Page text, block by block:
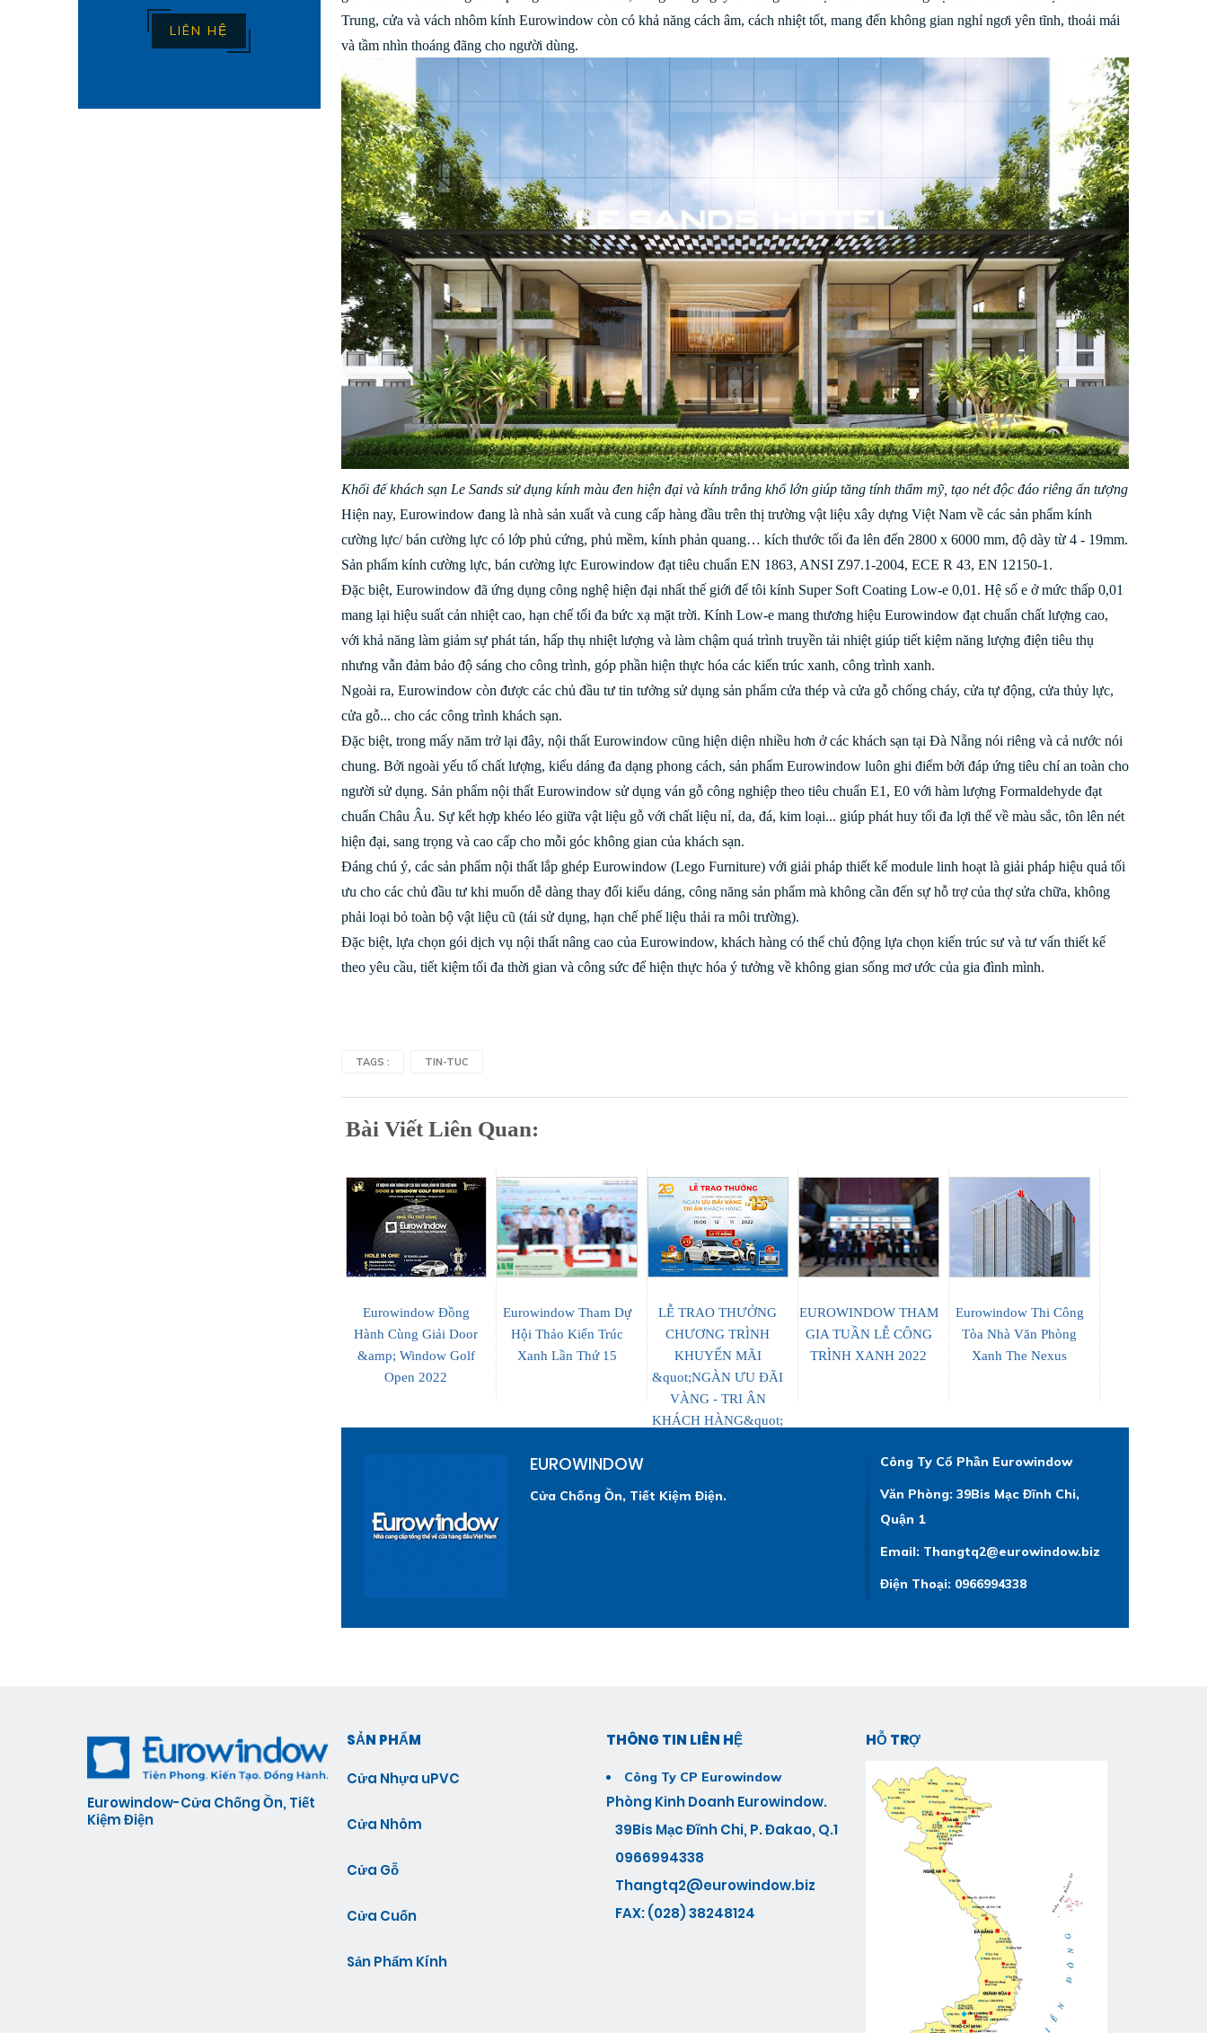
Trung, cửa và vách nhôm kính Eurowindow còn có khả năng cách âm, cách nhiệt tốt, mang đến không gian nghỉ ngơi yên tĩnh, thoải mái
và tầm nhìn thoáng đãng cho người dùng.
Khối đế khách sạn Le Sands sử dụng kính màu đen hiện đại và kính trắng khổ lớn giúp tăng tính thẩm mỹ, tạo nét độc đáo riêng ấn tượng
Hiện nay, Eurowindow đang là nhà sản xuất và cung cấp hàng đầu trên thị trường vật liệu xây dựng Việt Nam về các sản phẩm kính
cường lực/ bán cường lực có lớp phủ cứng, phủ mềm, kính phản quang… kích thước tối đa lên đến 2800 x 6000 mm, độ dày từ 4 - 19mm.
Sản phẩm kính cường lực, bán cường lực Eurowindow đạt tiêu chuẩn EN 1863, ANSI Z97.1-2004, ECE R 43, EN 12150-1.
Đặc biệt, Eurowindow đã ứng dụng công nghệ hiện đại nhất thế giới để tôi kính Super Soft Coating Low-e 0,01. Hệ số e ở mức thấp 0,01
mang lại hiệu suất cản nhiệt cao, hạn chế tối đa bức xạ mặt trời. Kính Low-e mang thương hiệu Eurowindow đạt chuẩn chất lượng cao,
với khả năng làm giảm sự phát tán, hấp thụ nhiệt lượng và làm chậm quá trình truyền tải nhiệt giúp tiết kiệm năng lượng điện tiêu thụ
nhưng vẫn đảm bảo độ sáng cho công trình, góp phần hiện thực hóa các kiến trúc xanh, công trình xanh.
Ngoài ra, Eurowindow còn được các chủ đầu tư tin tưởng sử dụng sản phẩm cửa thép và cửa gỗ chống cháy, cửa tự động, cửa thủy lực,
cửa gỗ... cho các công trình khách sạn.
Đặc biệt, trong mấy năm trở lại đây, nội thất Eurowindow cũng hiện diện nhiều hơn ở các khách sạn tại Đà Nẵng nói riêng và cả nước nói
chung. Bởi ngoài yếu tố chất lượng, kiểu dáng đa dạng phong cách, sản phẩm Eurowindow luôn ghi điểm bởi đáp ứng tiêu chí an toàn cho
người sử dụng. Sản phẩm nội thất Eurowindow sử dụng ván gỗ công nghiệp theo tiêu chuẩn E1, E0 với hàm lượng Formaldehyde đạt
chuẩn Châu Âu. Sự kết hợp khéo léo giữa vật liệu gỗ với chất liệu nỉ, da, đá, kim loại... giúp phát huy tối đa lợi thế về màu sắc, tôn lên nét
hiện đại, sang trọng và cao cấp cho mỗi góc không gian của khách sạn.
Đáng chú ý, các sản phẩm nội thất lắp ghép Eurowindow (Lego Furniture) với giải pháp thiết kế module linh hoạt là giải pháp hiệu quả tối
ưu cho các chủ đầu tư khi muốn dễ dàng thay đổi kiểu dáng, công năng sản phẩm mà không cần đến sự hỗ trợ của thợ sửa chữa, không
phải loại bỏ toàn bộ vật liệu cũ (tái sử dụng, hạn chế phế liệu thải ra môi trường).
Đặc biệt, lựa chọn gói dịch vụ nội thất nâng cao của Eurowindow, khách hàng có thể chủ động lựa chọn kiến trúc sư và tư vấn thiết kế
theo yêu cầu, tiết kiệm tối đa thời gian và công sức để hiện thực hóa ý tưởng về không gian sống mơ ước của gia đình mình.
TAGS : TIN-TUC
Bài Viết Liên Quan:
Eurowindow Đồng
Hành Cùng Giải Door
&amp; Window Golf
Open 2022
Eurowindow Tham Dự
Hội Thảo Kiến Trúc
Xanh Lần Thứ 15
LỄ TRAO THƯỞNG
CHƯƠNG TRÌNH
KHUYẾN MÃI
&quot;NGÀN ƯU ĐÃI
VÀNG - TRI ÂN
KHÁCH HÀNG&quot;
EUROWINDOW THAM
GIA TUẦN LỄ CÔNG
TRÌNH XANH 2022
Eurowindow Thi Công
Tòa Nhà Văn Phòng
Xanh The Nexus
EUROWINDOW
Cửa Chống Ồn, Tiết Kiệm Điện.
Công Ty Cổ Phần Eurowindow
Văn Phòng: 39Bis Mạc Đĩnh Chi,
Quận 1
Email: Thangtq2@eurowindow.biz
Điện Thoại: 0966994338
LIÊN HỆ
Eurowindow-Cửa Chống Ồn, Tiết
Kiệm Điện
SẢN PHẨM
Cửa Nhựa uPVC
Cửa Nhôm
Cửa Gỗ
Cửa Cuốn
Sản Phẩm Kính
THÔNG TIN LIÊN HỆ
Công Ty CP Eurowindow
Phòng Kinh Doanh Eurowindow.
39Bis Mạc Đĩnh Chi, P. Đakao, Q.1
0966994338
Thangtq2@eurowindow.biz
FAX: (028) 38248124
HỖ TRỢ